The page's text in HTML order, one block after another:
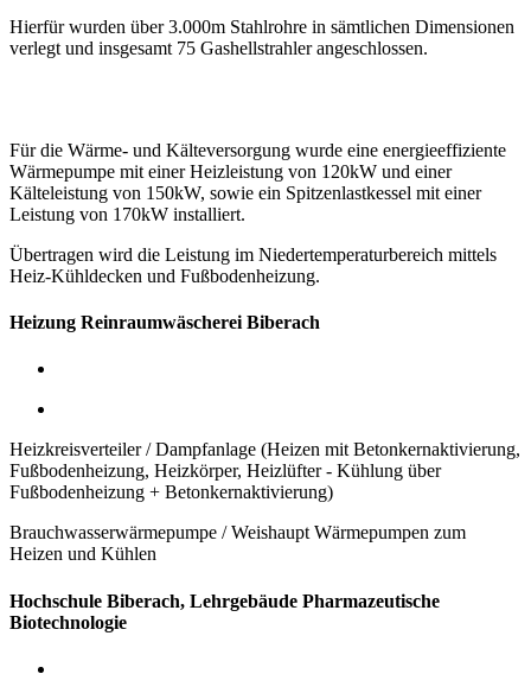
Hierfür wurden über 3.000m Stahlrohre in sämtlichen Dimensionen
verlegt und insgesamt 75 Gashellstrahler angeschlossen.
Für die Wärme- und Kälteversorgung wurde eine energieeffiziente
Wärmepumpe mit einer Heizleistung von 120kW und einer
Kälteleistung von 150kW, sowie ein Spitzenlastkessel mit einer
Leistung von 170kW installiert.
Übertragen wird die Leistung im Niedertemperaturbereich mittels
Heiz-Kühldecken und Fußbodenheizung.
Heizung Reinraumwäscherei Biberach
Heizkreisverteiler / Dampfanlage (Heizen mit Betonkernaktivierung,
Fußbodenheizung, Heizkörper, Heizlüfter - Kühlung über
Fußbodenheizung + Betonkernaktivierung)
Brauchwasserwärmepumpe / Weishaupt Wärmepumpen zum
Heizen und Kühlen
Hochschule Biberach, Lehrgebäude Pharmazeutische
Biotechnologie